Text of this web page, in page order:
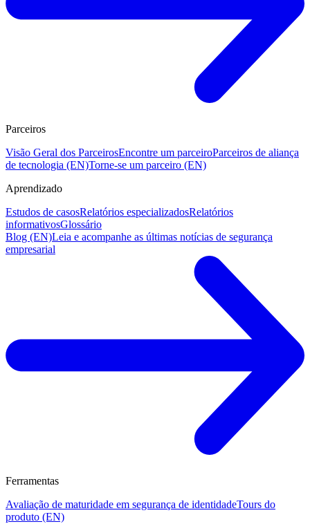
Parceiros
Visão Geral dos ParceirosEncontre um parceiroParceiros de aliança
de tecnologia (EN)Torne-se um parceiro (EN)
Aprendizado
Estudos de casosRelatórios especializadosRelatórios
informativosGlossário
Blog (EN)Leia e acompanhe as últimas notícias de segurança
empresarial
Ferramentas
Avaliação de maturidade em segurança de identidadeTours do
produto (EN)